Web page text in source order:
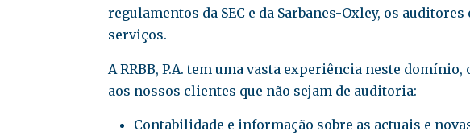
regulamentos da SEC e da Sarbanes-Oxley, os
serviços.
A RRBB, P.A. tem uma vasta experiência neste
aos nossos clientes que não sejam de auditoria:
Contabilidade e informação sobre as actuais e